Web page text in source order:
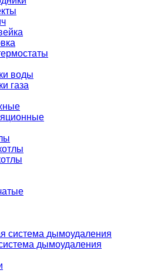
воды
газа
система дымоудаления
дымоудаления